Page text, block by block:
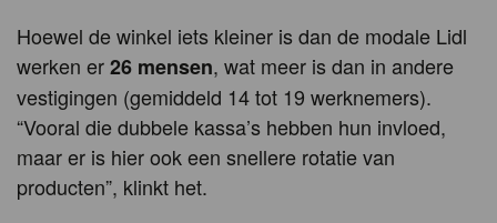
Hoewel de winkel iets kleiner is dan de modale Lidl
werken er26 mensen, wat meer is dan in andere
vestigingen (gemiddeld 14 tot 19 werknemers).
“Vooral die dubbele kassa’s hebben hun invloed,
maar er is hier ook een snellere rotatie van
producten”, klinkt het.